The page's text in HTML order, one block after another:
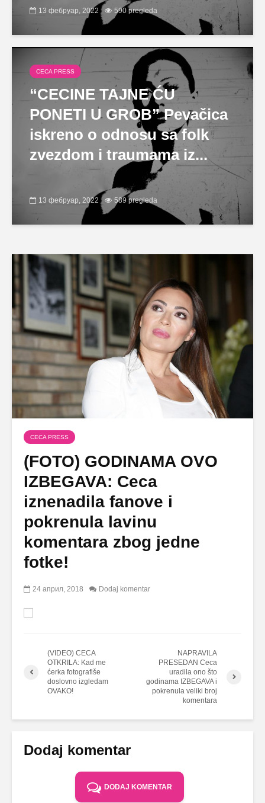
13 фебруар, 2022 590 pregleda
CECA PRESS
“CECINE TAJNE ĆU
PONETI U GROB” Pevačica
iskreno o odnosu sa folk
zvezdom i traumama iz...
13 фебруар, 2022 589 pregleda
CECA PRESS
(FOTO) GODINAMA OVO
IZBEGAVA: Ceca
iznenadila fanove i
pokrenula lavinu
komentara zbog jedne
fotke!
24 април, 2018 Dodaj komentar
(VIDEO) CECA
OTKRILA: Kad me
ćerka fotografiše
doslovno izgledam
OVAKO!
NAPRAVILA
PRESEDAN Ceca
uradila ono što
godinama IZBEGAVA i
pokrenula veliki broj
komentara
Dodaj komentar
DODAJ KOMENTAR